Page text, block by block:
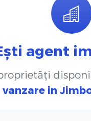
agent
vanzare in